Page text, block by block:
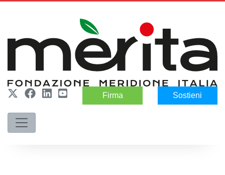
Firma Sostieni